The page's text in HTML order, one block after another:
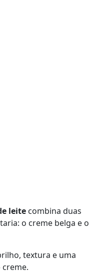
leite combina duas
o creme belga e o
textura e uma
creme.